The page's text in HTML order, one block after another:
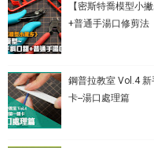
【密斯特喬模型小
+普通手湯口修剪法
鋼普拉教室 Vol.4 新
卡--湯口處理篇